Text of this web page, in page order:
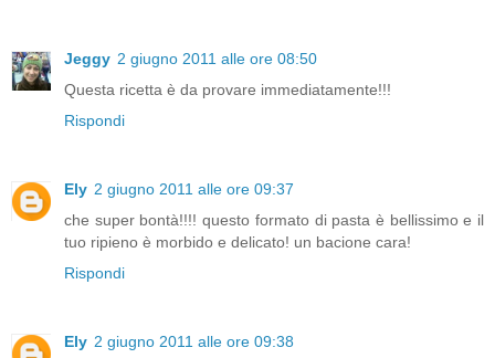
Jeggy 2 giugno 2011 alle ore 08:50
Questa ricetta è da provare immediatamente!!!
Rispondi
Ely 2 giugno 2011 alle ore 09:37
che super bontà!!!! questo formato di pasta è bellissimo e il
tuo ripieno è morbido e delicato! un bacione cara!
Rispondi
Ely 2 giugno 2011 alle ore 09:38